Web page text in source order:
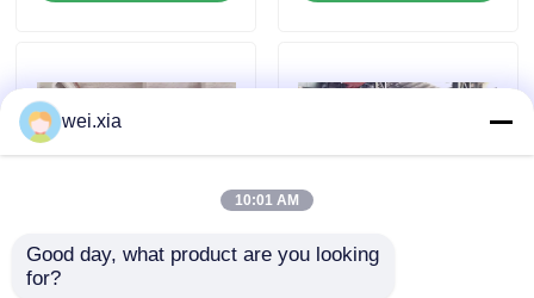
Neuigkeiten
AAC-Autoklav
Dampfheizung
wei.xia
10:01 AM
Good day, what product are you looking
for?